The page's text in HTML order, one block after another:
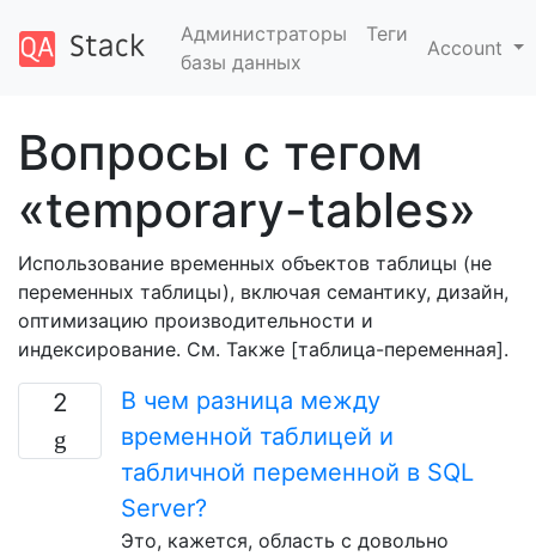
Администраторы
базы данных
Теги
Account
Вопросы с тегом
«temporary-tables»
Использование временных объектов таблицы (не
переменных таблицы), включая семантику, дизайн,
оптимизацию производительности и
индексирование. См. Также [таблица-переменная].
2
В чем разница между
временной таблицей и
табличной переменной в SQL
Server?
Это, кажется, область с довольно